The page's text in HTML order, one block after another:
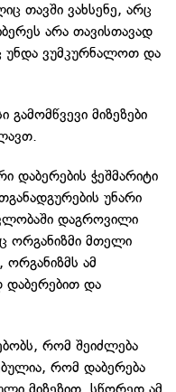
თავში ვახსენე, არც
არა თავისთავად
უნდა ვუმკურნალოთ და
მიზეზები
დაბერების ჭეშმარიტი
უნარი
დაგროვილი
ორგანიზმი მთელი
ამ
დაბერებით და
რომ შეიძლება
რომ დაბერება